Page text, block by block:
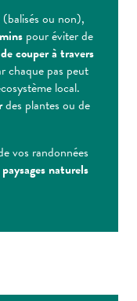
ou non),
pour éviter de
couper à travers
chaque pas peut
local.
des plantes ou de
vos randonnées
naturels